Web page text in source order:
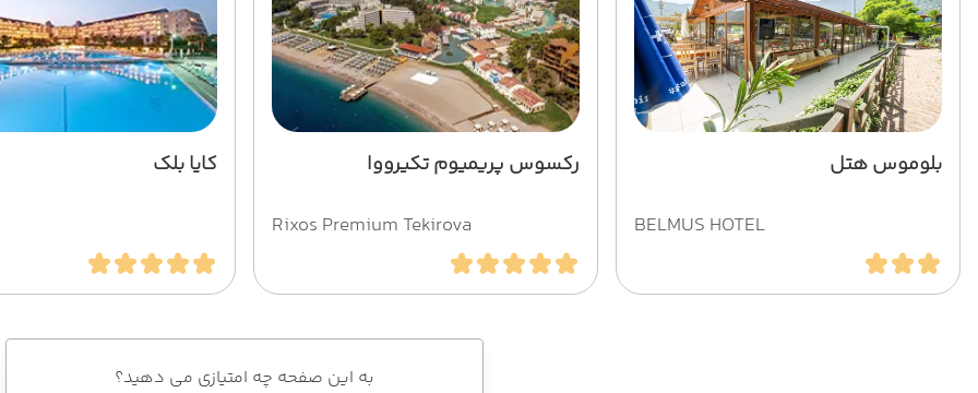
بلوموس هتل
BELMUS HOTEL
رکسوس پریمیوم تکیرووا
Rixos Premium Tekirova
کایا بلک
به این صفحه چه امتیازی می دهید؟